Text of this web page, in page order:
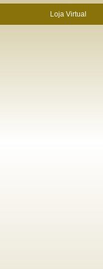
Loja Virtual